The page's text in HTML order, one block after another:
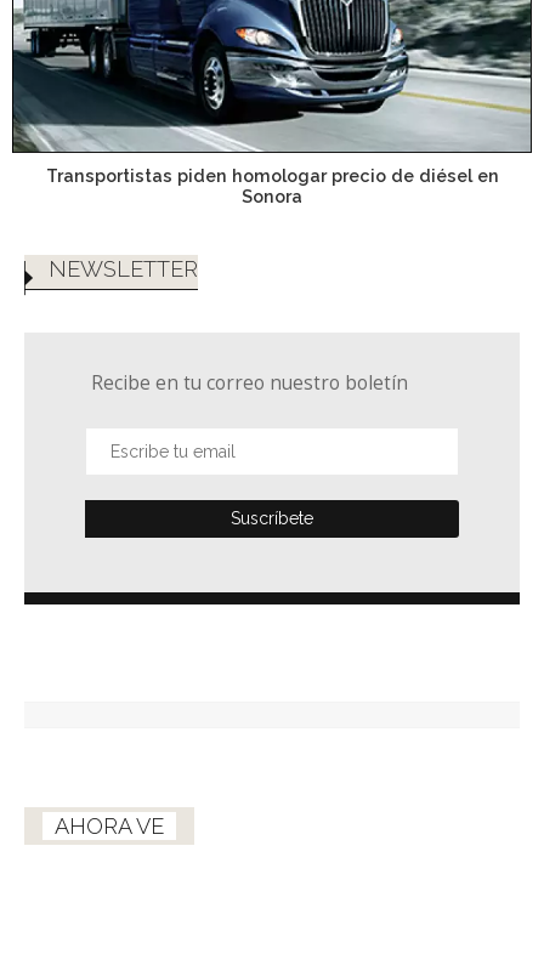
Transportistas piden homologar precio de diésel en
Sonora
NEWSLETTER
Recibe en tu correo nuestro boletín
AHORA VE